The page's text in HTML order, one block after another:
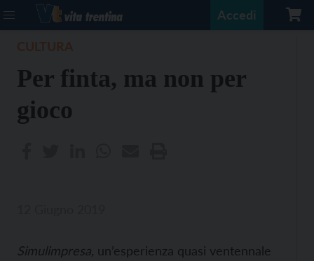
Accedi
Per finta, ma non per
gioco
Simulimpresa, un’esperienza quasi ventennale